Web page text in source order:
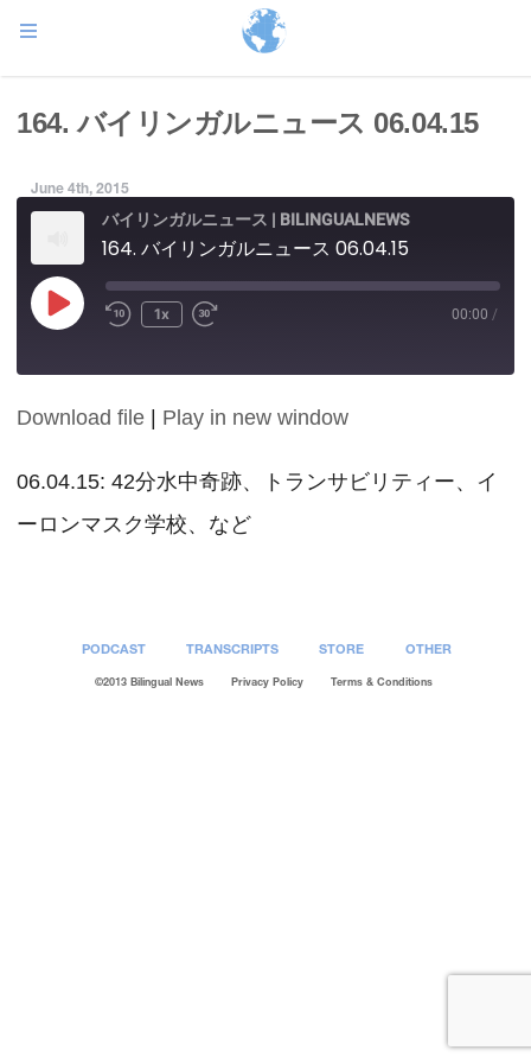
164. バイリンガルニュース 06.04.15
June 4th, 2015
バイリンガルニュース | BILINGUALNEWS
164. バイリンガルニュース 06.04.15
Play
Episode
1x 00:00 /
SHARE
LINK
EMBED
Download file Play in new window
06.04.15: 42分水中奇跡、トランサビリティー、イ
ーロンマスク学校、など
PODCAST TRANSCRIPTS STORE OTHER
©2013 Bilingual News Privacy Policy Terms & Conditions